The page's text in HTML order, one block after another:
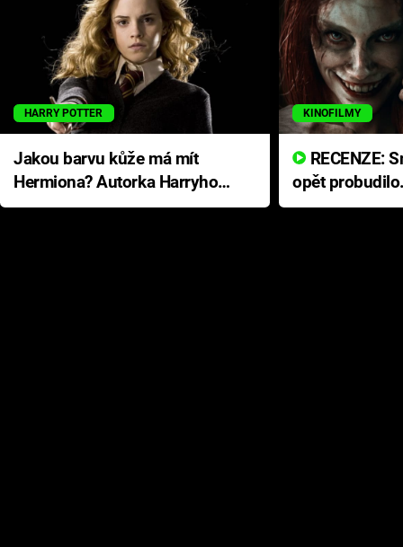
HARRY POTTER
Jakou barvu kůže má mít
Hermiona? Autorka Harryho
Pottera přišla s ráznou
KINOFILMY
opět
přichází s